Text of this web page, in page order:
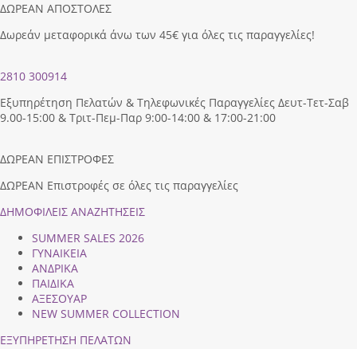
ΔΩΡΕΑΝ ΑΠΟΣΤΟΛΕΣ
Δωρεάν μεταφορικά άνω των 45€ για όλες τις παραγγελίες!
2810 300914
Εξυπηρέτηση Πελατών & Τηλεφωνικές Παραγγελίες Δευτ-Τετ-Σαβ
9.00-15:00 & Τριτ-Πεμ-Παρ 9:00-14:00 & 17:00-21:00
ΔΩΡΕΑΝ ΕΠΙΣΤΡΟΦΕΣ
ΔΩΡΕΑΝ Επιστροφές σε όλες τις παραγγελίες
ΔΗΜΟΦΙΛEIΣ ΑΝΑΖΗΤΗΣΕΙΣ
SUMMER SALES 2026
ΓΥΝΑΙΚΕΙΑ
ΑΝΔΡΙΚΑ
ΠΑΙΔΙΚΑ
ΑΞΕΣΟΥΑΡ
NEW SUMMER COLLECTION
ΕΞΥΠΗΡΕΤΗΣΗ ΠΕΛΑΤΩΝ